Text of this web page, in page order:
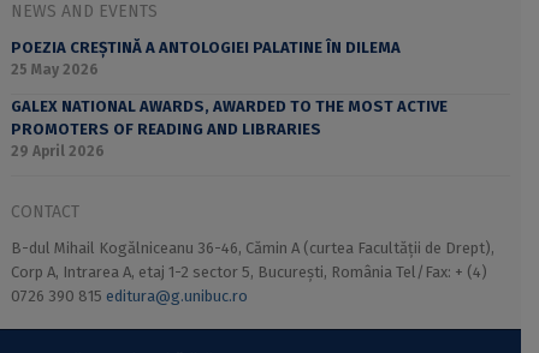
NEWS AND EVENTS
POEZIA CREȘTINĂ A ANTOLOGIEI PALATINE ÎN DILEMA
25 May 2026
GALEX NATIONAL AWARDS, AWARDED TO THE MOST ACTIVE
PROMOTERS OF READING AND LIBRARIES
29 April 2026
CONTACT
B-dul Mihail Kogălniceanu 36-46, Cămin A (curtea Facultății de Drept),
Corp A, Intrarea A, etaj 1-2 sector 5, București, România Tel/Fax: + (4)
0726 390 815 editura@g.unibuc.ro